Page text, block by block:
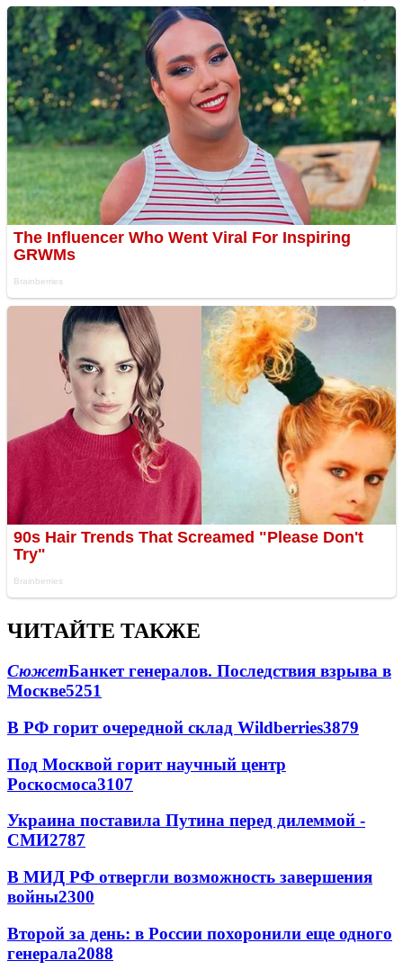
ЧИТАЙТЕ ТАКЖЕ
СюжетБанкет генералов. Последствия взрыва в
Москве5251
В РФ горит очередной склад Wildberries3879
Под Москвой горит научный центр
Роскосмоса3107
Украина поставила Путина перед дилеммой -
СМИ2787
В МИД РФ отвергли возможность завершения
войны2300
Второй за день: в России похоронили еще одного
генерала2088